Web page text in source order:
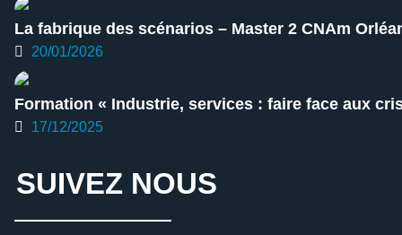
La fabrique des scénarios – Master 2 CNAm
20/01/2026
Formation « Industrie, services : faire face aux
17/12/2025
SUIVEZ NOUS